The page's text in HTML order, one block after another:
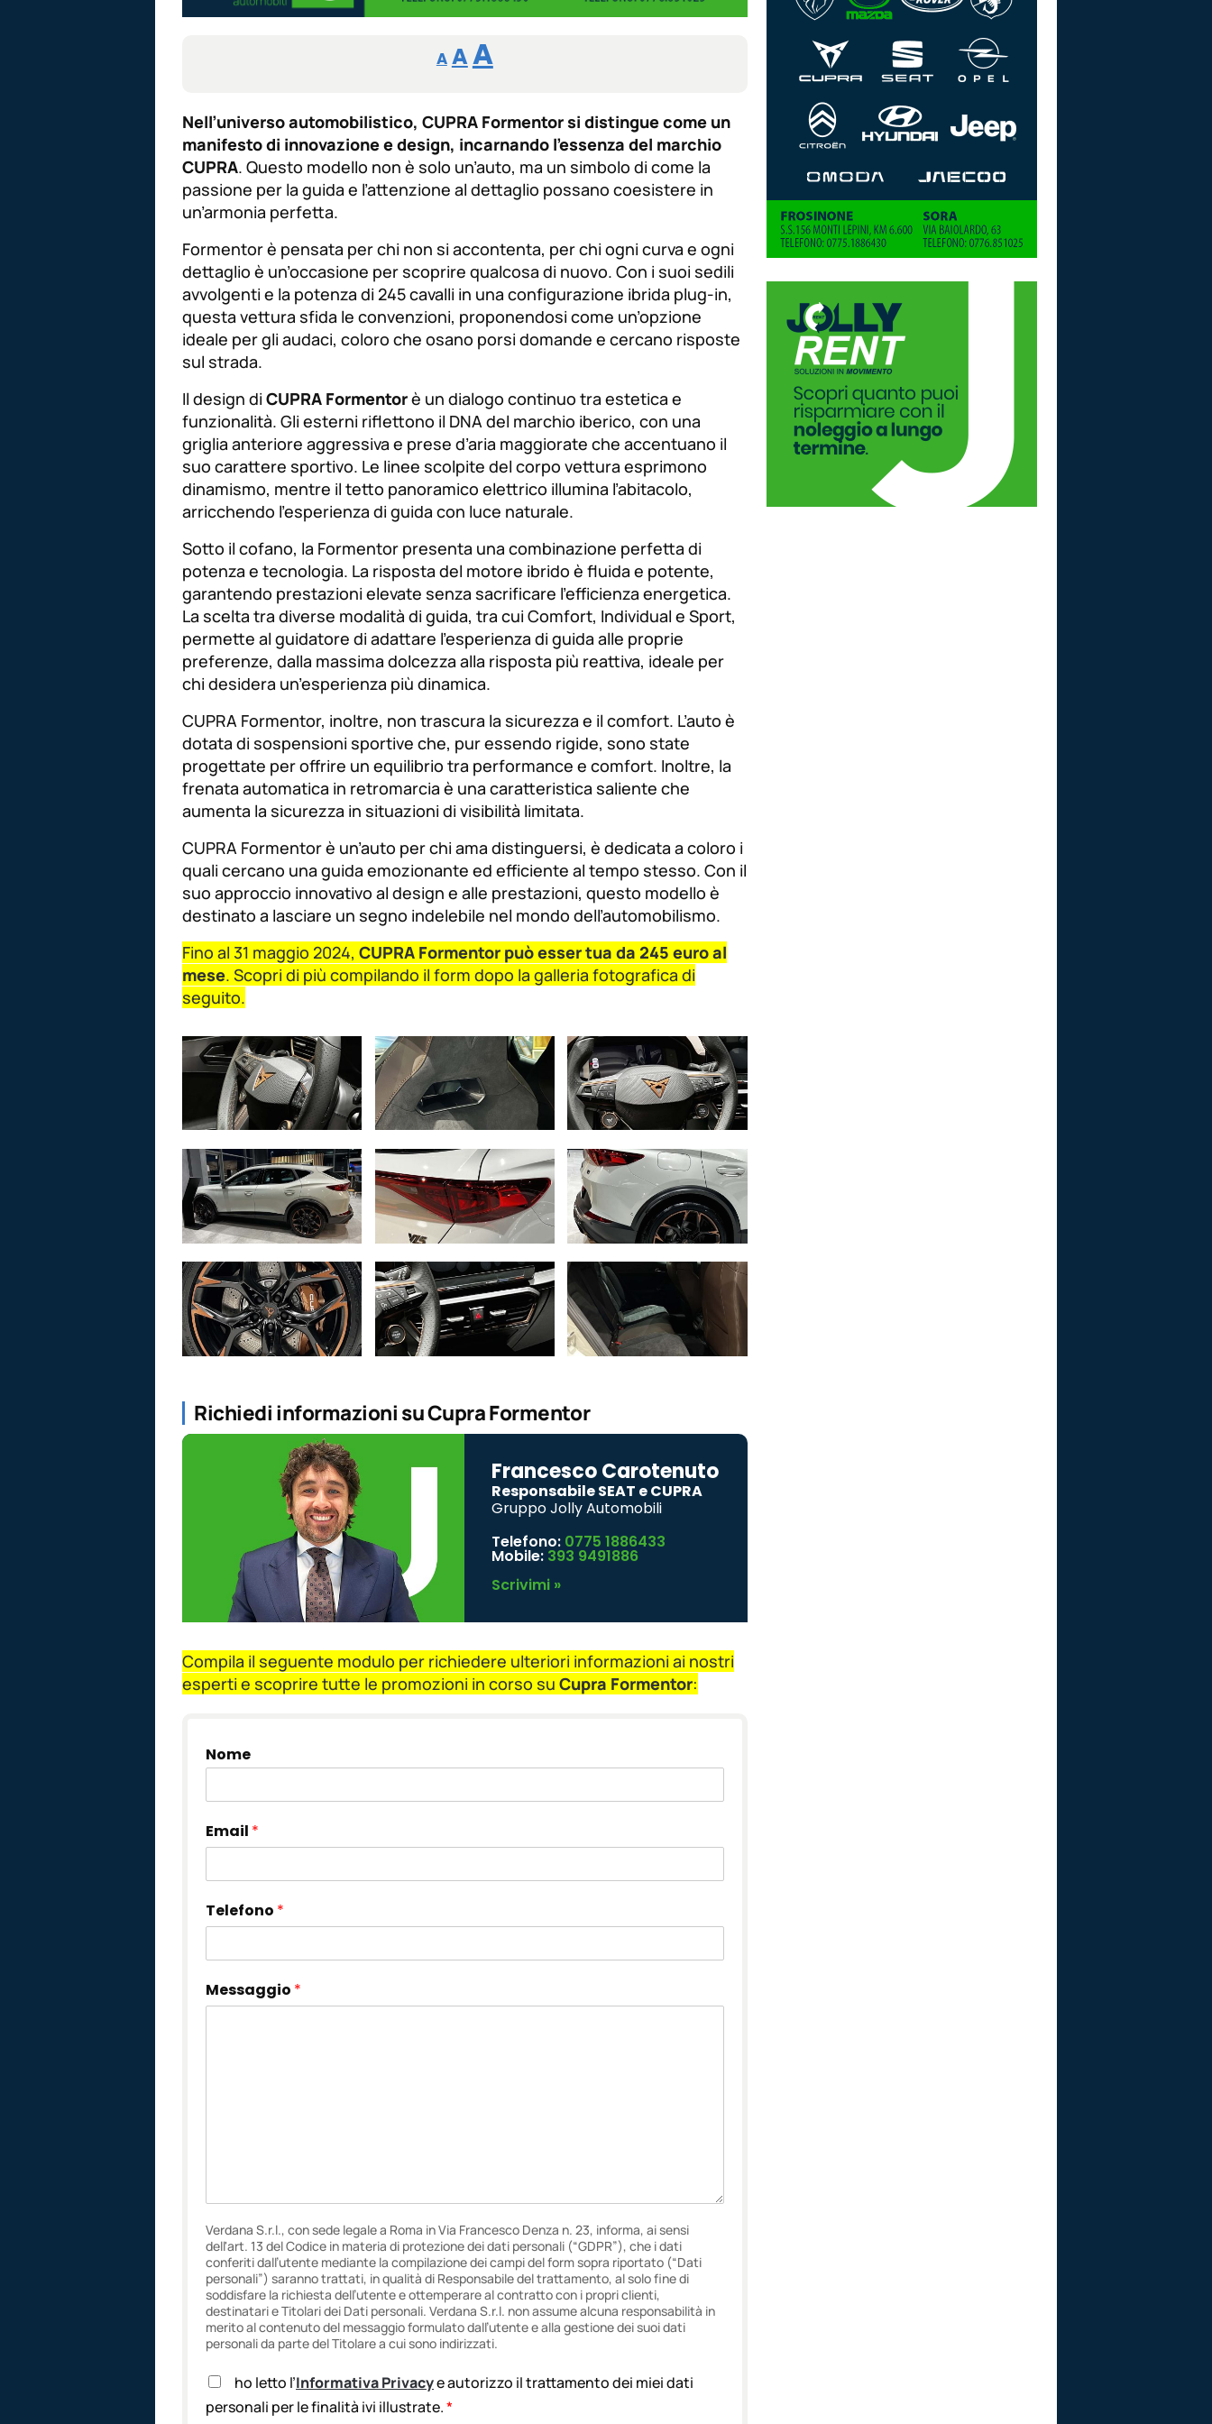
A
Reducir
tamaño
A Restablecer
tamaño
fuente
AAumentar
de
fuente.
Nell’universo automobilistico, CUPRA Formentor si distingue come un
manifesto di innovazione e design, incarnando l’essenza del marchio
CUPRA. Questo modello non è solo un’auto, ma un simbolo di come la
passione per la guida e l’attenzione al dettaglio possano coesistere in
un’armonia perfetta.
Formentor è pensata per chi non si accontenta, per chi ogni curva e ogni
dettaglio è un’occasione per scoprire qualcosa di nuovo. Con i suoi sedili
avvolgenti e la potenza di 245 cavalli in una configurazione ibrida plug-in,
questa vettura sfida le convenzioni, proponendosi come un’opzione
ideale per gli audaci, coloro che osano porsi domande e cercano risposte
sul strada.
Il design di CUPRA Formentorè un dialogo continuo tra estetica e
funzionalità. Gli esterni riflettono il DNA del marchio iberico, con una
griglia anteriore aggressiva e prese d’aria maggiorate che accentuano il
suo carattere sportivo. Le linee scolpite del corpo vettura esprimono
dinamismo, mentre il tetto panoramico elettrico illumina l’abitacolo,
arricchendo l’esperienza di guida con luce naturale.
Sotto il cofano, la Formentor presenta una combinazione perfetta di
potenza e tecnologia. La risposta del motore ibrido è fluida e potente,
garantendo prestazioni elevate senza sacrificare l’efficienza energetica.
La scelta tra diverse modalità di guida, tra cui Comfort, Individual e Sport,
permette al guidatore di adattare l’esperienza di guida alle proprie
preferenze, dalla massima dolcezza alla risposta più reattiva, ideale per
chi desidera un’esperienza più dinamica.
CUPRA Formentor, inoltre, non trascura la sicurezza e il comfort. L’auto è
dotata di sospensioni sportive che, pur essendo rigide, sono state
progettate per offrire un equilibrio tra performance e comfort. Inoltre, la
frenata automatica in retromarcia è una caratteristica saliente che
aumenta la sicurezza in situazioni di visibilità limitata.
CUPRA Formentor è un’auto per chi ama distinguersi, è dedicata a coloro i
quali cercano una guida emozionante ed efficiente al tempo stesso. Con il
suo approccio innovativo al design e alle prestazioni, questo modello è
destinato a lasciare un segno indelebile nel mondo dell’automobilismo.
Fino al 31 maggio 2024, CUPRA Formentor può esser tua da 245 euro al
mese. Scopri di più compilando il form dopo la galleria fotografica di
seguito.
Richiedi informazioni su Cupra Formentor
Francesco Carotenuto
Responsabile SEAT e CUPRA
Gruppo Jolly Automobili
Telefono: 0775 1886433
Mobile: 393 9491886
Scrivimi »
Compila il seguente modulo per richiedere ulteriori informazioni ai nostri
esperti e scoprire tutte le promozioni in corso su Cupra Formentor:
Nome
Email *
Telefono *
Messaggio *
Verdana S.r.l., con sede legale a Roma in Via Francesco Denza n. 23, informa, ai sensi
dell'art. 13 del Codice in materia di protezione dei dati personali (“GDPR”), che i dati
conferiti dall’utente mediante la compilazione dei campi del form sopra riportato (“Dati
personali”) saranno trattati, in qualità di Responsabile del trattamento, al solo fine di
soddisfare la richiesta dell’utente e ottemperare al contratto con i propri clienti,
destinatari e Titolari dei Dati personali. Verdana S.r.l. non assume alcuna responsabilità in
merito al contenuto del messaggio formulato dall’utente e alla gestione dei suoi dati
personali da parte del Titolare a cui sono indirizzati.
A
c
ho letto l’Informativa Privacye autorizzo il trattamento dei miei dati
personali per le finalità ivi illustrate.*